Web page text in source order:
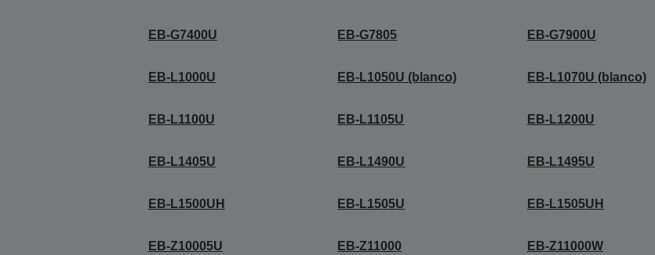
EB-G7400U EB-G7805 EB-G7900U
EB-L1000U EB-L1050U (blanco) EB-L1070U (blanco)
EB-L1100U EB-L1105U EB-L1200U
EB-L1405U EB-L1490U EB-L1495U
EB-L1500UH EB-L1505U EB-L1505UH
EB-Z10005U EB-Z11000 EB-Z11000W